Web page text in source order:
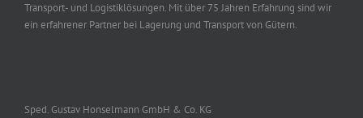
Transport- und Logistiklösungen. Mit über 75 Jahren Erfahrung sind wir
ein erfahrener Partner bei Lagerung und Transport von Gütern.
Sped. Gustav Honselmann GmbH & Co. KG